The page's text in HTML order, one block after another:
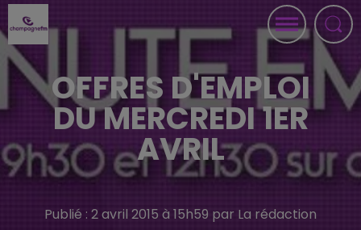
OFFRES D'EMPLOI
DU MERCREDI 1ER
AVRIL
Publié : 2 avril 2015 à 15h59 par La rédaction